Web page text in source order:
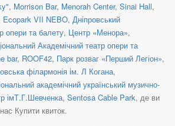
, Morrison Bar, Menorah Center, Sinai Hall,
Ecopark VII NEBO, Дніпровський
опери та балету, Центр «Менора»,
Академічний театр опери та
bar, ROOF42, Парк розваг «Перший Легіон»,
філармонія ім. Л Когана,
академічний український музично-
імТ.Г.Шевченка, Sentosa Cable Park, де ви
Купити квиток.